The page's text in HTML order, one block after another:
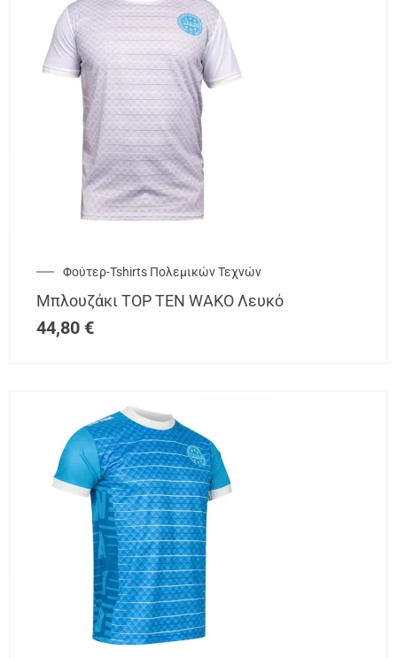
Φούτερ-Tshirts Πολεμικών Τεχνών
Μπλουζάκι TOP TEN WAKO Λευκό
44,80 €